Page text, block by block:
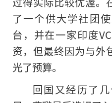
了一个供大学社团
台，并在一家印度
资，但最终因为与外
光了预算。
回国又经历了